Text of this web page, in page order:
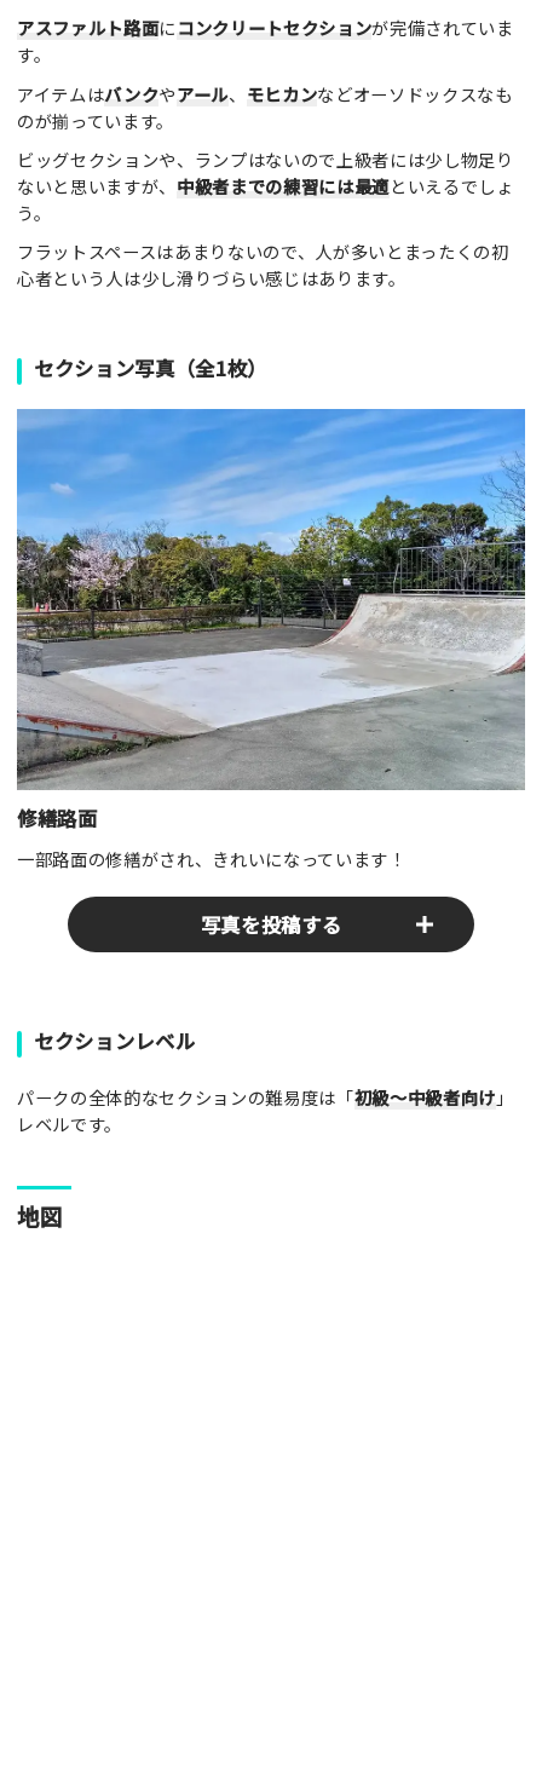
アスファルト路面にコンクリートセクションが完備されていま
す。
アイテムはバンクやアール、 モヒカンなどオーソドックスなも
のが揃っています。
ビッグセクションや、ランプはないので上級者には少し物足り
ないと思いますが、 中級者までの練習には最適といえるでしょ
う。
フラットスペースはあまりないので、人が多いとまったくの初
心者という人は少し滑りづらい感じはあります。
セクション写真（全1枚）
修繕路面
一部路面の修繕がされ、きれいになっています！
写真を投稿する
パークやスポットの写真をぜひお送りください！あなたの写真
がみんなの参考となります！
写真
[text photo1alt placeholder "写真の解説※任意]
セクションレベル
パークの全体的なセクションの難易度は「初級～中級者向け 」
レベルです。
地図